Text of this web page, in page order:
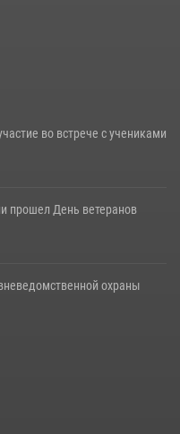
во встрече с учениками
прошел День ветеранов
охраны